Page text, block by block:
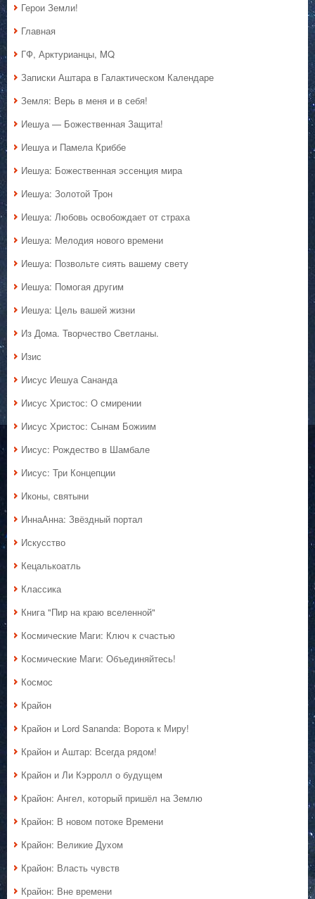
Герои Земли!
Главная
ГФ, Арктурианцы, MQ
Записки Аштара в Галактическом Календаре
Земля: Верь в меня и в себя!
Иешуа — Божественная Защита!
Иешуа и Памела Криббе
Иешуа: Божественная эссенция мира
Иешуа: Золотой Трон
Иешуа: Любовь освобождает от страха
Иешуа: Мелодия нового времени
Иешуа: Позвольте сиять вашему свету
Иешуа: Помогая другим
Иешуа: Цель вашей жизни
Из Дома. Творчество Светланы.
Изис
Иисус Иешуа Сананда
Иисус Христос: О смирении
Иисус Христос: Сынам Божиим
Иисус: Рождество в Шамбале
Иисус: Три Концепции
Иконы, святыни
ИннаАнна: Звёздный портал
Искусство
Кецалькоатль
Классика
Книга "Пир на краю вселенной"
Космические Маги: Ключ к счастью
Космические Маги: Объединяйтесь!
Космос
Крайон
Крайон и Lord Sananda: Ворота к Миру!
Крайон и Аштар: Всегда рядом!
Крайон и Ли Кэрролл о будущем
Крайон: Ангел, который пришёл на Землю
Крайон: В новом потоке Времени
Крайон: Великие Духом
Крайон: Власть чувств
Крайон: Вне времени